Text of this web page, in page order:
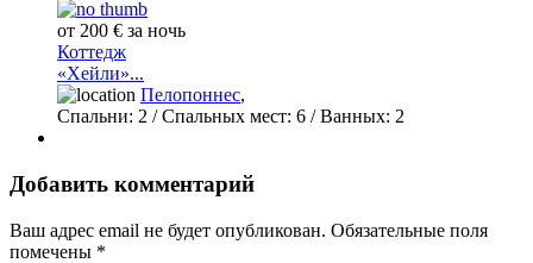
от 200 € за ночь
Коттедж
«Хейли»...
Пелопоннес,
Спальни: 2 / Спальных мест: 6 /Ванных: 2
Добавить комментарий
Ваш адрес email не будет опубликован. Обязательные поля
помечены *